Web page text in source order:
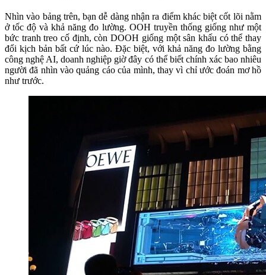
Nhìn vào bảng trên, bạn dễ dàng nhận ra điểm khác biệt cốt lõi nằm
ở tốc độ và khả năng đo lường. OOH truyền thống giống như một
bức tranh treo cố định, còn DOOH giống một sân khấu có thể thay
đổi kịch bản bất cứ lúc nào. Đặc biệt, với khả năng đo lường bằng
công nghệ AI, doanh nghiệp giờ đây có thể biết chính xác bao nhiêu
người đã nhìn vào quảng cáo của mình, thay vì chỉ ước đoán mơ hồ
như trước.